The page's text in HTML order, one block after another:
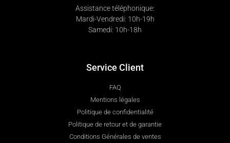
Assistance téléphonique:
Mardi-Vendredi: 10h-19h
Samedi: 10h-18h
Service Client
FAQ
Mentions légales
Politique de confidentialité
Politique de retour et de garantie
Conditions Générales de ventes